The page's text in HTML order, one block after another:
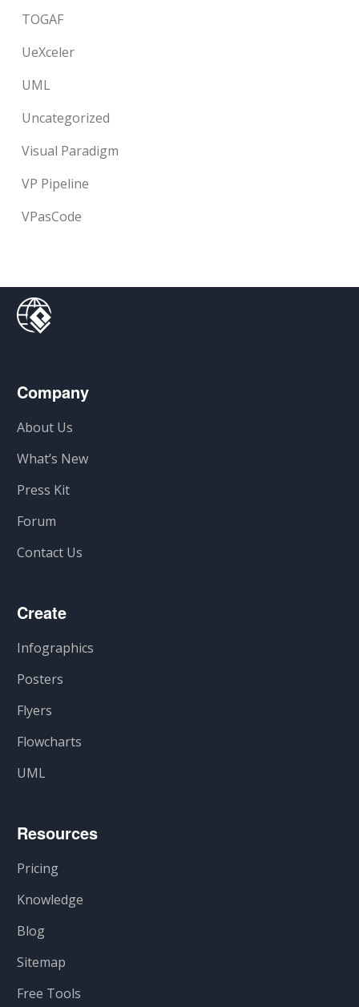
TOGAF
UeXceler
UML
Uncategorized
Visual Paradigm
VP Pipeline
VPasCode
Company
About Us
What’s New
Press Kit
Forum
Contact Us
Create
Infographics
Posters
Flyers
Flowcharts
UML
Resources
Pricing
Knowledge
Blog
Sitemap
Free Tools